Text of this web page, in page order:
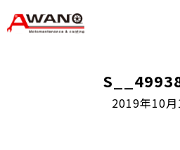
2019年10月